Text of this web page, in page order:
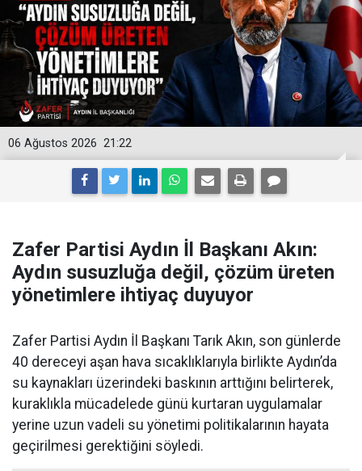
21:22
06 Ağustos 2026
Zafer Partisi Aydın İl Başkanı Akın:
Aydın susuzluğa değil, çözüm üreten
yönetimlere ihtiyaç duyuyor
Zafer Partisi Aydın İl Başkanı Tarık Akın, son günlerde
40 dereceyi aşan hava sıcaklıklarıyla birlikte Aydın’da
su kaynakları üzerindeki baskının arttığını belirterek,
kuraklıkla mücadelede günü kurtaran uygulamalar
yerine uzun vadeli su yönetimi politikalarının hayata
geçirilmesi gerektiğini söyledi.